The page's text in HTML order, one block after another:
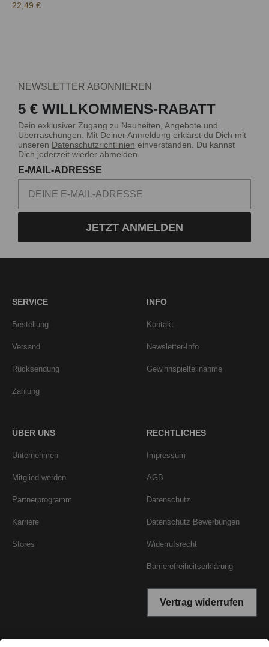
22,49 €
NEWSLETTER ABONNIEREN
5 € WILLKOMMENS-RABATT
Dein exklusiver Zugang zu Neuheiten, Angebote und
Überraschungen. Mit Deiner Anmeldung erklärst du Dich mit
unseren Datenschutzrichtlinien einverstanden. Du kannst
Dich jederzeit wieder abmelden.
E-MAIL-ADRESSE
JETZT ANMELDEN
SERVICE
Bestellung
Versand
Rücksendung
Zahlung
INFO
Kontakt
Newsletter-Info
Gewinnspielteilnahme
ÜBER UNS
Unternehmen
Mitglied werden
Partnerprogramm
Karriere
Stores
RECHTLICHES
Impressum
AGB
Datenschutz
Datenschutz Bewerbungen
Widerrufsrecht
Barrierefreiheitserklärung
Vertrag widerrufen